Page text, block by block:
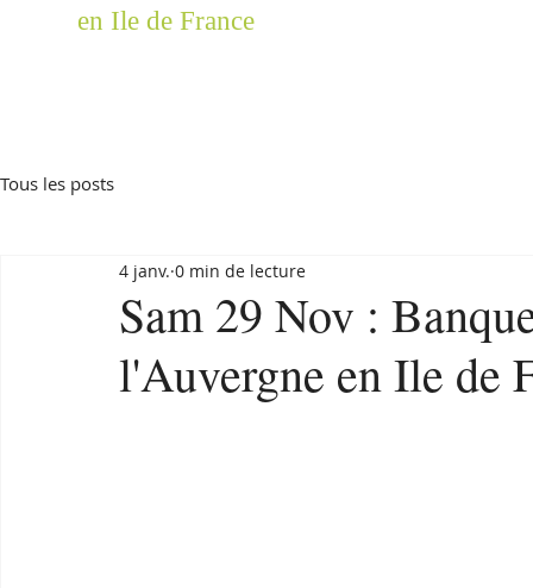
en Ile de France
Tous les posts
Sam 29 Nov :
l'Auvergne en Ile de
4 janv. 0 min de lecture